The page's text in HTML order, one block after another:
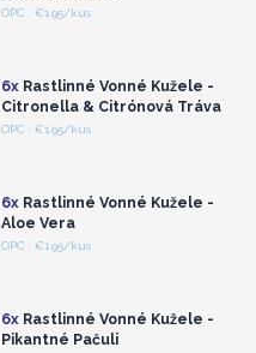
OPC : €1.95/kusPrihláste sa alebo
6xRastlinné Vonné Kužele -
Citronella & Citrónová Tráva
OPC : €1.95/kusPrihláste sa alebo
6xRastlinné Vonné Kužele -
Aloe Vera
OPC : €1.95/kusPrihláste sa alebo
6xRastlinné Vonné Kužele -
Pikantné Pačuli